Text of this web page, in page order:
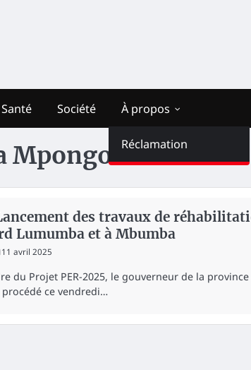
Santé Société À propos
Réclamation
Mpongo
des travaux de
Lumumba et à Mbumba
11 avril 2025
du Projet PER-2025, le gouverneur de la
procédé ce vendredi…